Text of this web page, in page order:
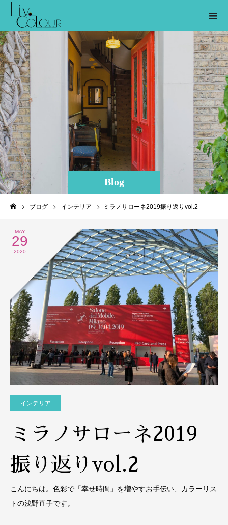
Blog
ブログ インテリア ミラノサローネ2019振り返りvol.2
MAY
29
2020
インテリア
ミラノサローネ2019
振り返りvol.2
こんにちは。色彩で「幸せ時間」を増やすお手伝い、カラーリス
トの浅野直子です。